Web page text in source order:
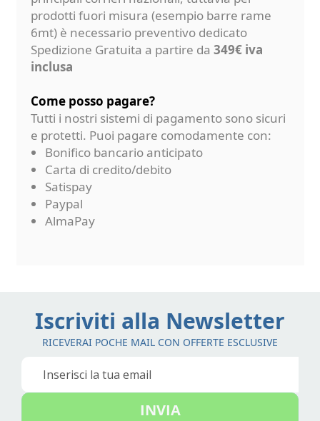
prodotti fuori misura (esempio barre rame
6mt) è necessario preventivo dedicato
Spedizione Gratuita a partire da 349€ iva
inclusa
Come posso pagare?
Tutti i nostri sistemi di pagamento sono sicuri
e protetti. Puoi pagare comodamente con:
Bonifico bancario anticipato
Carta di credito/debito
Satispay
Paypal
AlmaPay
Iscriviti alla Newsletter
RICEVERAI POCHE MAIL CON OFFERTE ESCLUSIVE
Iscriviti
nostra
INVIA